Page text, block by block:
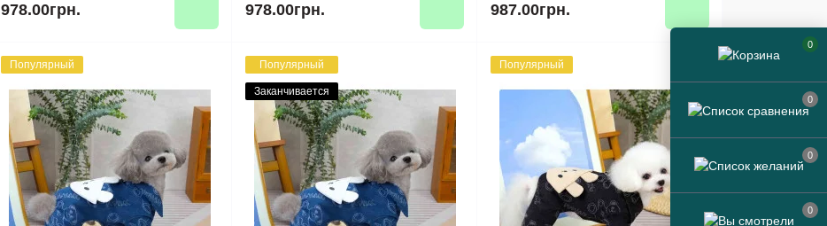
0
0
0
0
978.00грн. 978.00грн. 987.00грн.
Популярный Популярный
Заканчивается
Популярный